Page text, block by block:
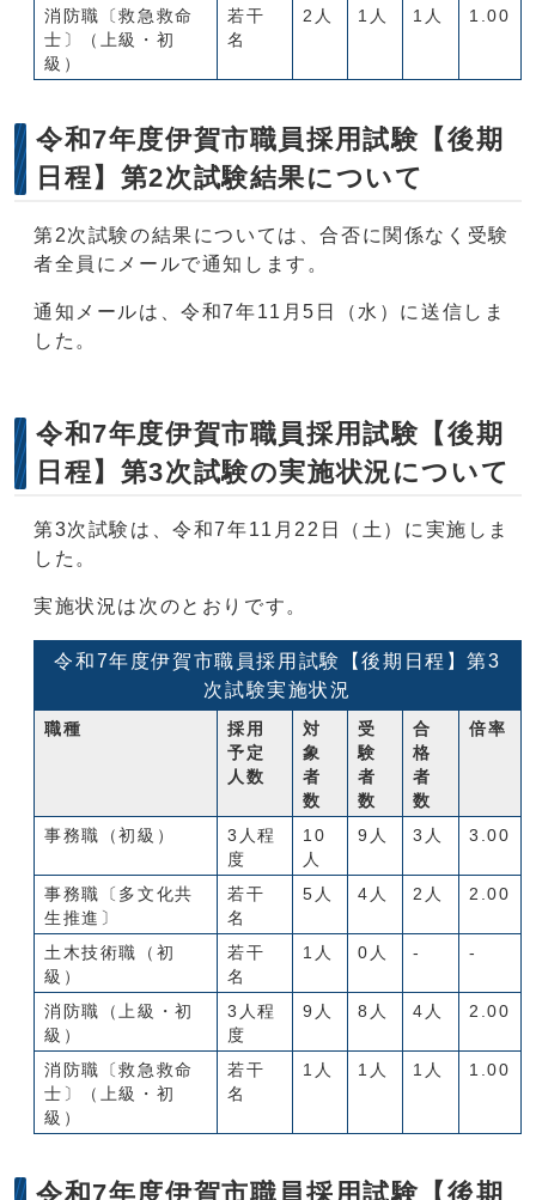
消防職〔救急救命
士〕（上級・初
級）
若干
名
2人 1人 1人 1.00
令和7年度伊賀市職員採用試験【後期
日程】第2次試験結果について
第2次試験の結果については、合否に関係なく受験
者全員にメールで通知します。
通知メールは、令和7年11月5日（水）に送信しま
した。
令和7年度伊賀市職員採用試験【後期
日程】第3次試験の実施状況について
第3次試験は、令和7年11月22日（土）に実施しま
した。
実施状況は次のとおりです。
令和7年度伊賀市職員採用試験【後期日程】第3
次試験実施状況
職種
採用
予定
人数
対
象
者
数
受
験
者
数
合
格
者
数
倍率
事務職（初級）
3人程
度
10
人
9人 3人 3.00
事務職〔多文化共
生推進〕
若干
名
5人 4人 2人 2.00
土木技術職（初
級）
若干
名
1人 0人 - -
消防職（上級・初
級）
3人程
度
9人 8人 4人 2.00
消防職〔救急救命
士〕（上級・初
級）
若干
名
1人 1人 1人 1.00
令和7年度伊賀市職員採用試験【後期